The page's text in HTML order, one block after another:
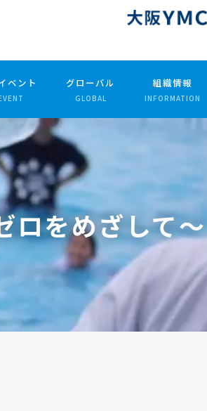
ベント グローバル
GLOBAL
組織情報
INFORMATION
ロをめざして〜